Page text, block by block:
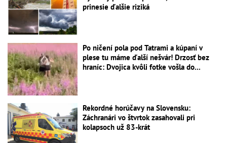
prinesie ďalšie riziká
Po ničení pola pod Tatrami a kúpaní v
plese tu máme ďalší nešvár! Drzosť bez
hraníc: Dvojica kvôli fotke vošla do...
Rekordné horúčavy na Slovensku:
Záchranári vo štvrtok zasahovali pri
kolapsoch už 83-krát